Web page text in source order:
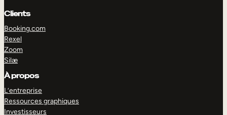
Clients
Booking.com
Rexel
Zoom
Silæ
À propos
L’entreprise
Ressources graphiques
Investisseurs